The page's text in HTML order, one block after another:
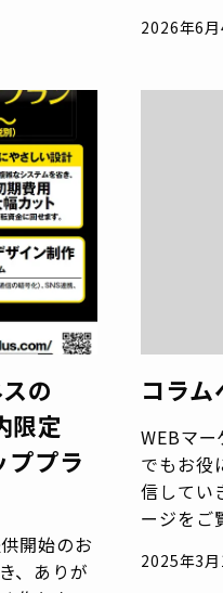
2026年6月
の
限定
ププラ
開始のお
、ありが
コラム
WEBマ
でもお役
信してい
ージをご
2025年3月